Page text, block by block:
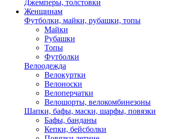
Джемперы, толстовки
Женщинам
Футболки, майки, рубашки, топы
Майки
Рубашки
Топы
Футболки
Велоодежда
Велокуртки
Велоноски
Велоперчатки
Велошорты, велокомбинезоны
Шапки, бафы, маски, шарфы, повязки
Бафы, банданы
Кепки, бейсболки